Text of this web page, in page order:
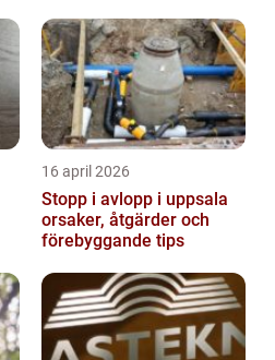
16 april 2026
Stopp i avlopp i uppsala
orsaker, åtgärder och
förebyggande tips